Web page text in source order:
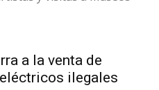
a la venta de
ilegales